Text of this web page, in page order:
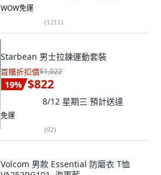
WOW免運
(1211)
Starbean 男士拉鍊運動套裝
首購折扣價$1,022
19% $822
8/12 星期三 預計送達
免運
(92)
Volcom 男款 Essential 防磨衣 T恤